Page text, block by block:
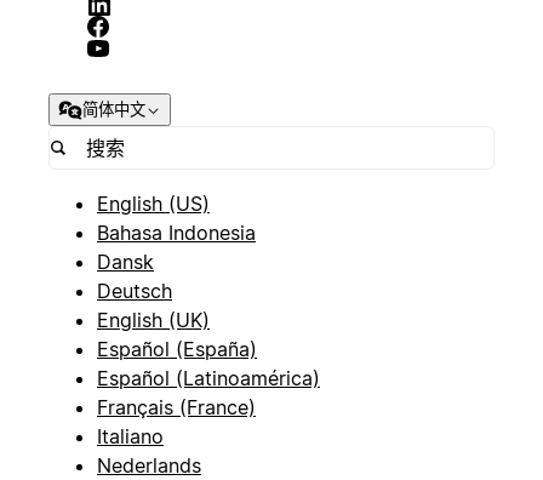
简体中文
English (US)
Bahasa Indonesia
Dansk
Deutsch
English (UK)
Español (España)
Español (Latinoamérica)
Français (France)
Italiano
Nederlands